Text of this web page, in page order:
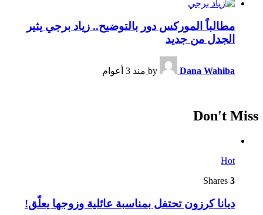
مطالباً الموركس دور بالتوضيح.. زياد برجي يثير
الجدل من جديد
by Dana Wahiba منذ 3 أعوام
Don't Miss
Hot
3
ديانا كرزون تحتفل بمناسبة عائلية وزوجها يعلّق!